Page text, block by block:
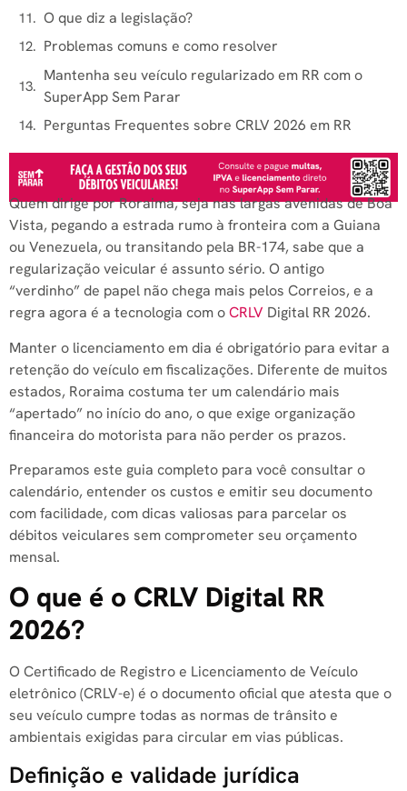
O que diz a legislação?
Problemas comuns e como resolver
Mantenha seu veículo regularizado em RR com o
SuperApp Sem Parar
Perguntas Frequentes sobre CRLV 2026 em RR
Quem dirige por Roraima, seja nas largas avenidas de Boa
Vista, pegando a estrada rumo à fronteira com a Guiana
ou Venezuela, ou transitando pela BR-174, sabe que a
regularização veicular é assunto sério. O antigo
“verdinho” de papel não chega mais pelos Correios, e a
regra agora é a tecnologia com oCRLV Digital RR 2026.
Manter o licenciamento em dia é obrigatório para evitar a
retenção do veículo em fiscalizações. Diferente de muitos
estados, Roraima costuma ter um calendário mais
“apertado” no início do ano, o que exige organização
financeira do motorista para não perder os prazos.
Preparamos este guia completo para você consultar o
calendário, entender os custos e emitir seu documento
com facilidade, com dicas valiosas para parcelar os
débitos veiculares sem comprometer seu orçamento
mensal.
O que é o CRLV Digital RR
2026?
O Certificado de Registro e Licenciamento de Veículo
eletrônico (CRLV-e) é o documento oficial que atesta que o
seu veículo cumpre todas as normas de trânsito e
ambientais exigidas para circular em vias públicas.
Definição e validade jurídica